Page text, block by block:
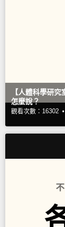
【人體科學研
怎麼說？
觀看次數：16302 •